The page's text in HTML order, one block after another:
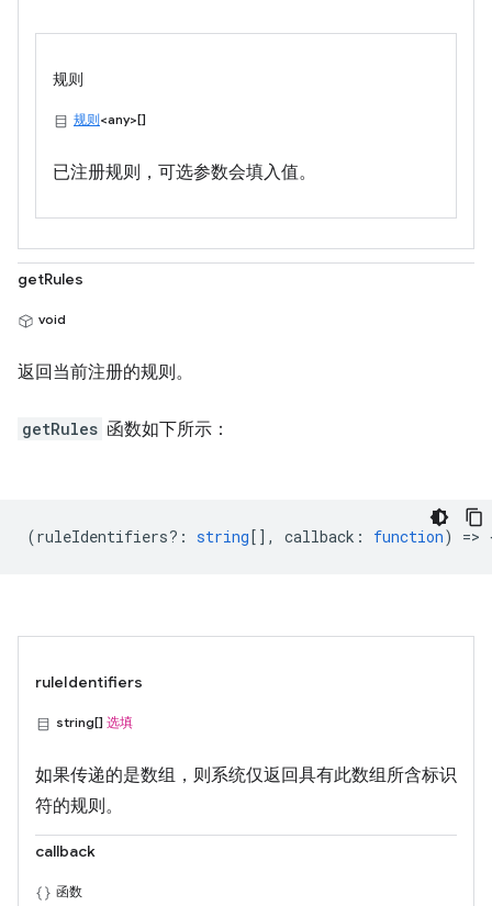
规则
规则<any>[]
已注册规则，可选参数会填入值。
getRules
void
返回当前注册的规则。
getRules 函数如下所示：
(ruleIdentifiers? : string [], callback : function)
ruleIdentifiers
string[] 选填
如果传递的是数组，则系统仅返回具有此数组所含标识
符的规则。
callback
函数